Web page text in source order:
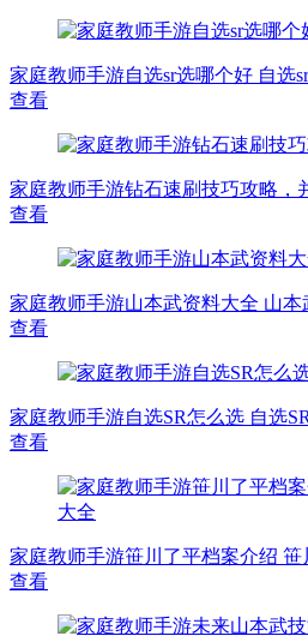
家庭教师手游自选sr选哪个好 自选
查看
家庭教师手游钻石速刷技巧攻略，
查看
家庭教师手游山本武资料大全 山本
查看
家庭教师手游自选SR怎么选 自选
查看
家庭教师手游笹川了平档案介绍 笹
查看